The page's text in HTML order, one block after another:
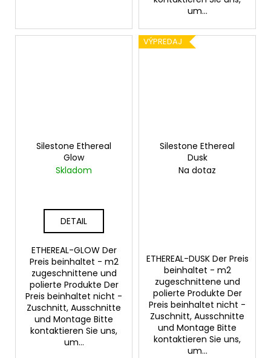
um...
Silestone Ethereal
Glow
Skladom
DETAIL
ETHEREAL-GLOW Der
Preis beinhaltet - m2
zugeschnittene und
polierte Produkte Der
Preis beinhaltet nicht -
Zuschnitt, Ausschnitte
und Montage Bitte
kontaktieren Sie uns,
um...
VÝPREDAJ
Silestone Ethereal
Dusk
Na dotaz
ETHEREAL-DUSK Der Preis
beinhaltet - m2
zugeschnittene und
polierte Produkte Der
Preis beinhaltet nicht -
Zuschnitt, Ausschnitte
und Montage Bitte
kontaktieren Sie uns,
um...